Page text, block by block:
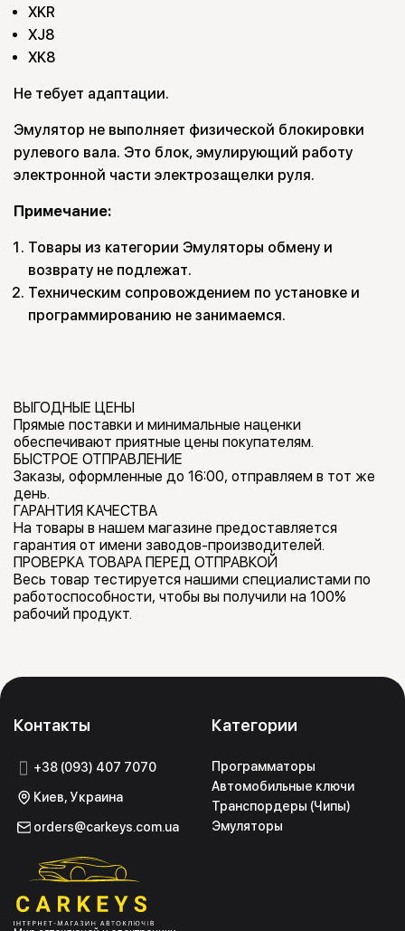
XKR
XJ8
XK8
Не тебует адаптации.
Эмулятор не выполняет физической блокировки
рулевого вала. Это блок, эмулирующий работу
электронной части электрозащелки руля.
Примечание:
Товары из категории Эмуляторы обмену и
возврату не подлежат.
Техническим сопровождением по установке и
программированию не занимаемся.
ВЫГОДНЫЕ ЦЕНЫ
Прямые поставки и минимальные наценки
обеспечивают приятные цены покупателям.
БЫСТРОЕ ОТПРАВЛЕНИЕ
Заказы, оформленные до 16:00, отправляем в тот же
день.
ГАРАНТИЯ КАЧЕСТВА
На товары в нашем магазине предоставляется
гарантия от имени заводов-производителей.
ПРОВЕРКА ТОВАРА ПЕРЕД ОТПРАВКОЙ
Весь товар тестируется нашими специалистами по
работоспособности, чтобы вы получили на 100%
рабочий продукт.
Контакты
+38 (093) 407 7070
Киев, Украина
orders@carkeys.com.ua
Категории
Программаторы
Автомобильные ключи
Транспордеры (Чипы)
Эмуляторы